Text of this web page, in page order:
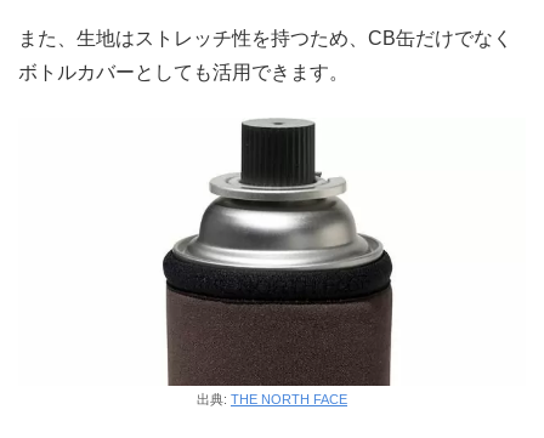
また、生地はストレッチ性を持つため、CB缶だけでなく
ボトルカバーとしても活用できます。
出典: THE NORTH FACE